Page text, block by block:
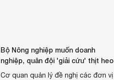
Bộ Nông nghiệp muốn doanh
nghiệp, quân đội 'giải cứu' thịt heo
Cơ quan quản lý đề nghị các đơn vị